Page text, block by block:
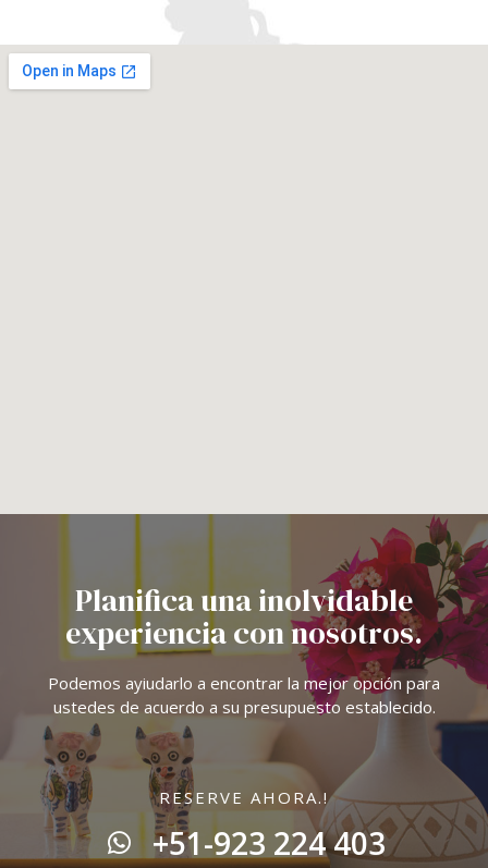
Planifica una inolvidable
experiencia con nosotros.
Podemos ayiudarlo a encontrar la mejor opción para
ustedes de acuerdo a su presupuesto establecido.
RESERVE AHORA.!
+51-923 224 403